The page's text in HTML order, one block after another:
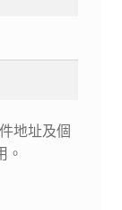
地址及個
。